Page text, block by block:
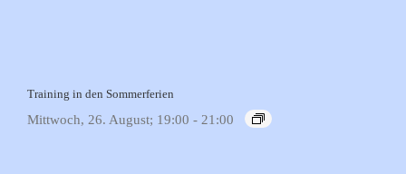
Training in den Sommerferien
Mittwoch, 26. August; 19:00 - 21:00